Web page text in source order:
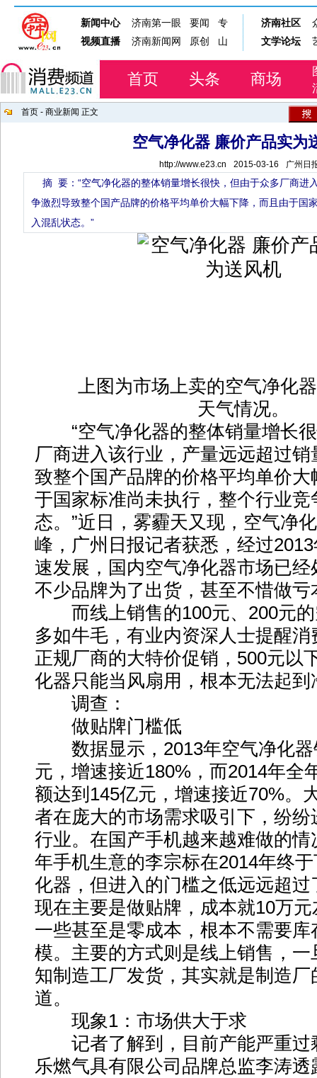
首页 头条 商场
首页 - 商业新闻 正文
空气净化器 廉价产品实为
http://www.e23.cn 2015-03-16 广州日
摘 要：“空气净化器的整体销量增长很快，但由于众多厂商进
争激烈导致整个国产品牌的价格平均单价大幅下降，而且由于国
入混乱状态。”
上图为市场上卖的空气净化器
天气情况。
“空气净化器的整体销量增长很
厂商进入该行业，产量远远超过
致整个国产品牌的价格平均单价
于国家标准尚未执行，整个行业竞
态。”近日，雾霾天又现，空气净
峰，广州日报记者获悉，经过
速发展，国内空气净化器市场已
不少品牌为了出货，甚至不惜做亏
而线上销售的100元、200元的
多如牛毛，有业内资深人士提醒
正规厂商的大特价促销，500元以
化器只能当风扇用，根本无法起到
调查：
做贴牌门槛低
数据显示，2013年空气净化器
元，增速接近180%，而2014年全
额达到145亿元，增速接近70%。
者在庞大的市场需求吸引下，纷
行业。在国产手机越来越难做的
年手机生意的李宗标在2014年终
化器，但进入的门槛之低远远超过
现在主要是做贴牌，成本就10万元
一些甚至是零成本，根本不需要
模。主要的方式则是线上销售，
知制造工厂发货，其实就是制造厂
道。
现象1：市场供大于求
记者了解到，目前产能严重过
乐燃气具有限公司品牌总监李涛透